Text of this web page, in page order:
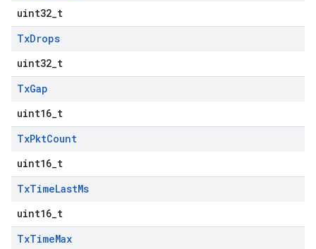
uint32_t
TxDrops
uint32_t
TxGap
uint16_t
TxPktCount
uint16_t
TxTimeLastMs
uint16_t
TxTimeMax